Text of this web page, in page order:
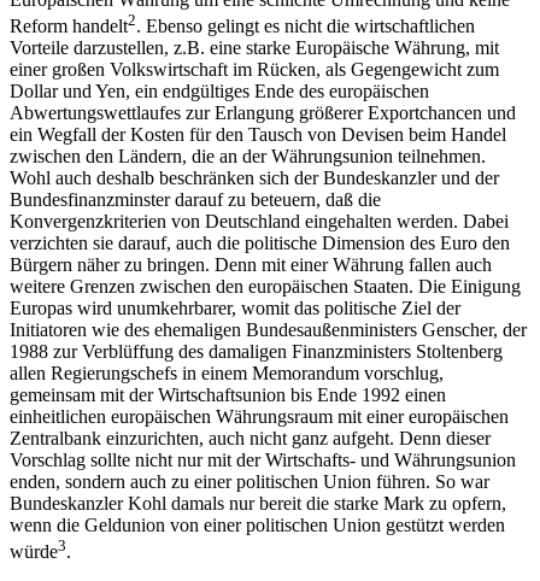
Reform handelt2. Ebenso gelingt es nicht die wirtschaftlichen
Vorteile darzustellen, z.B. eine starke Europäische Währung, mit
einer großen Volkswirtschaft im Rücken, als Gegengewicht zum
Dollar und Yen, ein endgültiges Ende des europäischen
Abwertungswettlaufes zur Erlangung größerer Exportchancen und
ein Wegfall der Kosten für den Tausch von Devisen beim Handel
zwischen den Ländern, die an der Währungsunion teilnehmen.
Wohl auch deshalb beschränken sich der Bundeskanzler und der
Bundesfinanzminster darauf zu beteuern, daß die
Konvergenzkriterien von Deutschland eingehalten werden. Dabei
verzichten sie darauf, auch die politische Dimension des Euro den
Bürgern näher zu bringen. Denn mit einer Währung fallen auch
weitere Grenzen zwischen den europäischen Staaten. Die Einigung
Europas wird unumkehrbarer, womit das politische Ziel der
Initiatoren wie des ehemaligen Bundesaußenministers Genscher, der
1988 zur Verblüffung des damaligen Finanzministers Stoltenberg
allen Regierungschefs in einem Memorandum vorschlug,
gemeinsam mit der Wirtschaftsunion bis Ende 1992 einen
einheitlichen europäischen Währungsraum mit einer europäischen
Zentralbank einzurichten, auch nicht ganz aufgeht. Denn dieser
Vorschlag sollte nicht nur mit der Wirtschafts- und Währungsunion
enden, sondern auch zu einer politischen Union führen. So war
Bundeskanzler Kohl damals nur bereit die starke Mark zu opfern,
wenn die Geldunion von einer politischen Union gestützt werden
würde3.